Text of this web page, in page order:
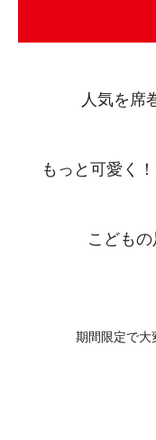
人気を席
もっと可愛く
こども
期間限定で大